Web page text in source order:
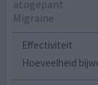
atogepant
Migraine
Effectiviteit
Hoeveelheid